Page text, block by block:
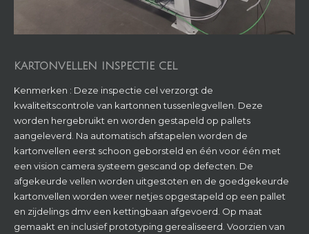
Kenmerken : Deze inspectie cel verzorgt de
kwaliteitscontrole van kartonnen tussenlegvellen. Deze
aangeleverd. Na automatisch afstapelen worden de
een vision camera systeem gescand op defecten. De
afgekeurde vellen worden uitgestoten en de goedgekeurde
kartonvellen worden weer netjes opgestapeld op een pallet
en zijdelings dmv een kettingbaan afgevoerd. Op maat
gemaakt en inclusief prototyping gerealiseerd. Voorzien van
decentrale frequentieregelaars, compacte motorrollers en
pneumatiek voor de handling/bewegingen. Afgemonteerd en
bekabeld voor plug & play installatie on site.